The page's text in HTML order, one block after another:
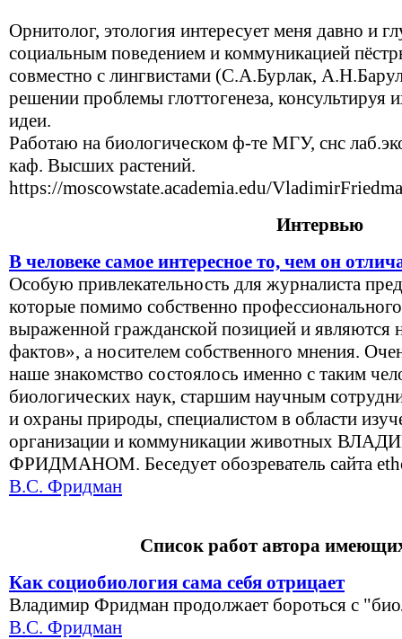
Орнитолог, этология интересует меня давно и
социальным поведением и коммуникацией
совместно с лингвистами (С.А.Бурлак,
решении проблемы глоттогенеза, консультируя
идеи.
Работаю на биологическом ф-те МГУ, снс
каф. Высших растений.
https://moscowstate.academia.edu/
Интервью
В человеке самое интересное то, чем он
Особую привлекательность для журналиста
которые помимо собственно
выраженной гражданской позицией и являются
фактов», а носителем собственного мнения.
наше знакомство состоялось именно с таким
биологических наук, старшим научным
и охраны природы, специалистом в области
организации и коммуникации животных
ФРИДМАНОМ. Беседует обозреватель сайта
В.С. Фридман
Список работ автора
Как социобиология сама себя отрицает
Владимир Фридман продолжает бороться с
В.С. Фридман